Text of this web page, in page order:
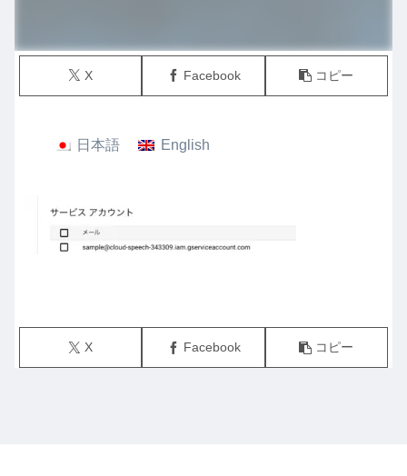
X Facebook コピー
日本語 English
X Facebook コピー